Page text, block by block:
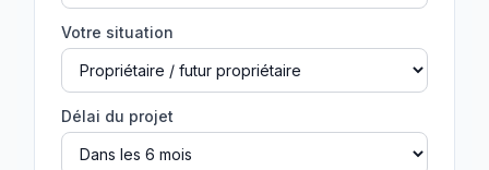
Votre situation
Délai du projet